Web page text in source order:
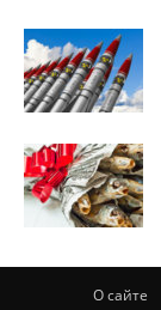
О сайте